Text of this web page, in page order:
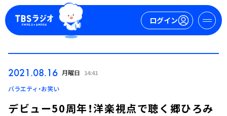
ログイン
ログイン
2021.08.16 月曜日 14:41
バラエティ・お笑い
デビュー50周年！洋楽視点で聴く郷ひろみ